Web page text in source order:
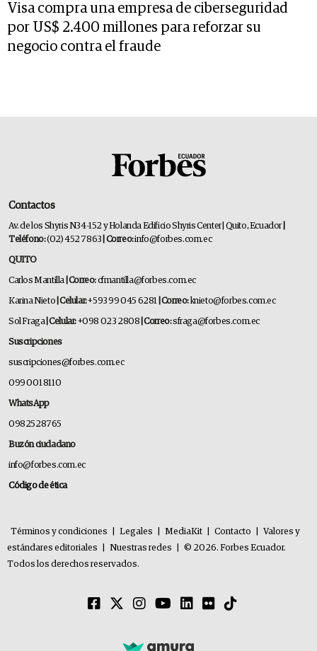
Visa compra una empresa de ciberseguridad
por US$ 2.400 millones para reforzar su
negocio contra el fraude
Contactos
Av. de los Shyris N34-152 y Holanda Edificio Shyris Center | Quito, Ecuador
Teléfono:(02) 452 7863 | Correo:info@forbes.com.ec
QUITO
Carlos Mantilla | Correo:cfmantilla@forbes.com.ec
Karina Nieto | Celular:+593 99 045 6281 | Correo:knieto@forbes.com.ec
Sol Fraga| Celular:+098 023 2808 | Correo:sfraga@forbes.com.ec
Suscripciones
suscripciones@forbes.com.ec
099 001 8110
WhatsApp
0982528765
Buzón ciudadano
info@forbes.com.ec
Código de ética
Términos y condiciones Legales MediaKit Contacto
Valores y
estándares editoriales
Nuestras redes
© 2026. Forbes Ecuador.
Todos los derechos reservados.